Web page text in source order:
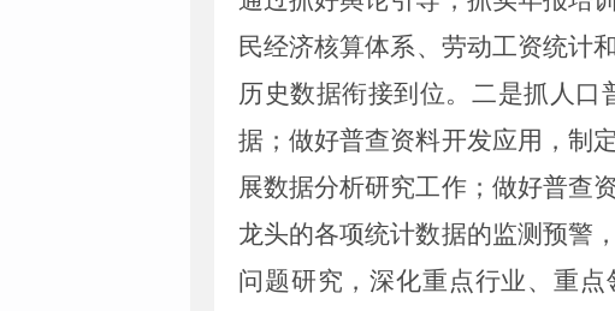
民经济核算体系、劳动工资统计和
历史数据衔接到位。二是抓人口
据；做好普查资料开发应用，制
展数据分析研究工作；做好普查
龙头的各项统计数据的监测预警
问题研究，深化重点行业、重